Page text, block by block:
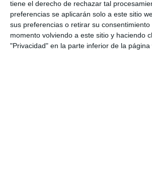
tiene el derecho de rechazar tal
preferencias se aplicarán solo a este sitio
sus preferencias o retirar su
momento volviendo a este sitio y haciendo
"Privacidad" en la parte inferior de la página